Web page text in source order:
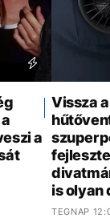
a
Vissza
is olyan
TEGNAP